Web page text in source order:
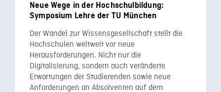
Neue Wege in der Hochschulbildung:
Symposium Lehre der TU München
Der Wandel zur Wissensgesellschaft stellt die
Hochschulen weltweit vor neue
Herausforderungen. Nicht nur die
Digitalisierung, sondern auch veränderte
Erwartungen der Studierenden sowie neue
Anforderungen an Absolventen auf dem